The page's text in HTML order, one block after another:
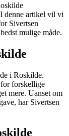
denne artikel vil vi
Sivertsen
mulige måde.
i Roskilde.
forskellige
mere. Uanset om
har Sivertsen